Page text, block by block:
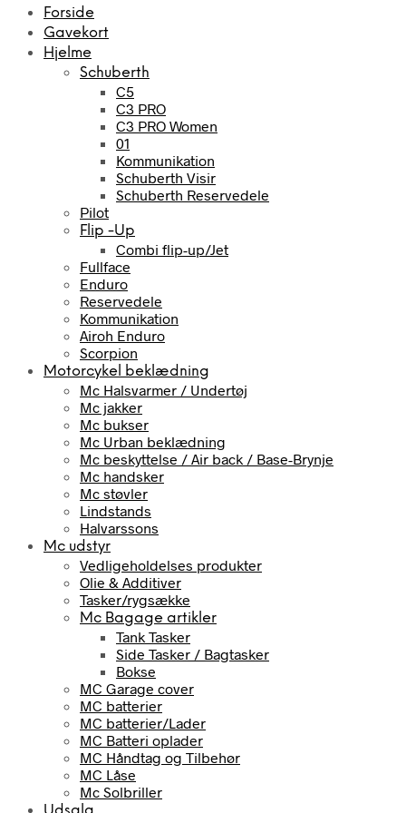
Forside
Gavekort
Hjelme
Schuberth
C5
C3 PRO
C3 PRO Women
01
Kommunikation
Schuberth Visir
Schuberth Reservedele
Pilot
Flip -Up
Combi flip-up/Jet
Fullface
Enduro
Reservedele
Kommunikation
Airoh Enduro
Scorpion
Motorcykel beklædning
Mc Halsvarmer / Undertøj
Mc jakker
Mc bukser
Mc Urban beklædning
Mc beskyttelse / Air back / Base-Brynje
Mc handsker
Mc støvler
Lindstands
Halvarssons
Mc udstyr
Vedligeholdelses produkter
Olie & Additiver
Tasker/rygsække
Mc Bagage artikler
Tank Tasker
Side Tasker / Bagtasker
Bokse
MC Garage cover
MC batterier
MC batterier/Lader
MC Batteri oplader
MC Håndtag og Tilbehør
MC Låse
Mc Solbriller